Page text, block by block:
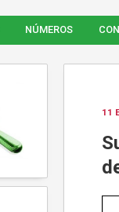
NÚMEROS
11